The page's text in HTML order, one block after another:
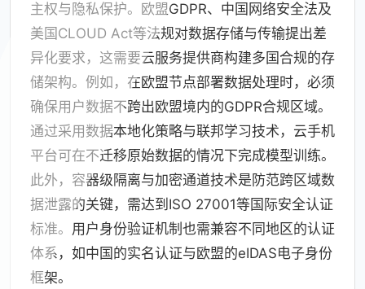
主权与隐私保护。欧盟GDPR、中国网络安全法及
美国CLOUD Act等法规对数据存储与传输提出差
异化要求，这需要云服务提供商构建多国合规的存
储架构。例如，在欧盟节点部署数据处理时，必须
确保用户数据不跨出欧盟境内的GDPR合规区域。
通过采用数据本地化策略与联邦学习技术，云手机
平台可在不迁移原始数据的情况下完成模型训练。
此外，容器级隔离与加密通道技术是防范跨区域数
据泄露的关键，需达到ISO 27001等国际安全认证
标准。用户身份验证机制也需兼容不同地区的认证
体系，如中国的实名认证与欧盟的eIDAS电子身份
框架。